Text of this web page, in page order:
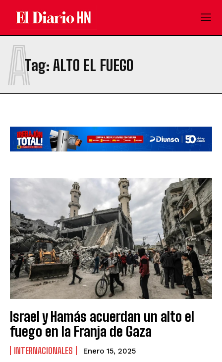
Tag: ALTO EL FUEGO
A
Israel y Hamás acuerdan un alto el
fuego en la Franja de Gaza
INTERNACIONALES Enero 15, 2025